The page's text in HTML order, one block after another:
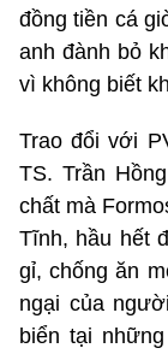
đồng tiền cá
anh đành bỏ
vì không biết
Trao đổi với
TS. Trần
chất mà
Tĩnh, hầu hết
gỉ, chống ăn
ngại của
biển tại